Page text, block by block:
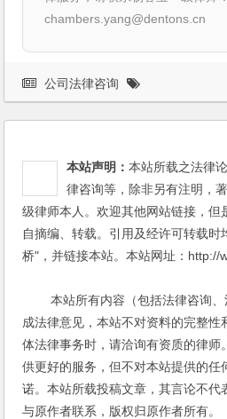
chambers.yang@dentons.cn
公司法律咨询
本站声明：本站所载之法律
律咨询等，除非另有注明，
级律师本人。欢迎其他网站链接，但
自摘编、转载。引用及经许可转载
桥"，并链接本站。本站网址：http://
本站所有内容（包括法律咨询、
成法律意见，本站不对资料的完整性
体法律事务时，请洽询有资质的律师
供更好的服务，但不对本站提供的任
诺。本站所载投稿文章，其言论不代
与原作者联系，版权归原作者所有。